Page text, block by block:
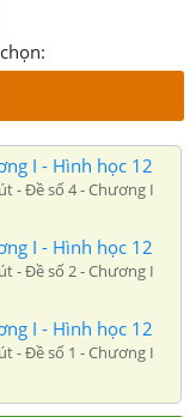
I - Hình học 12
- Đề số 4 - Chương I
I - Hình học 12
- Đề số 2 - Chương I
I - Hình học 12
- Đề số 1 - Chương I